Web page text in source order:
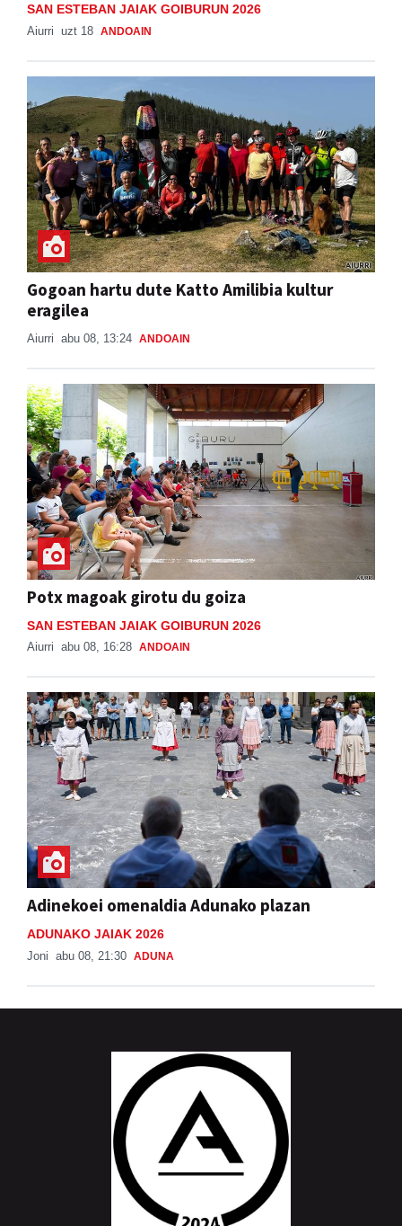
SAN ESTEBAN JAIAK GOIBURUN 2026
Aiurri uzt 18 ANDOAIN
Gogoan hartu dute Katto Amilibia kultur
eragilea
Aiurri abu 08, 13:24 ANDOAIN
Potx magoak girotu du goiza
SAN ESTEBAN JAIAK GOIBURUN 2026
Aiurri abu 08, 16:28 ANDOAIN
Adinekoei omenaldia Adunako plazan
ADUNAKO JAIAK 2026
Joni abu 08, 21:30 ADUNA